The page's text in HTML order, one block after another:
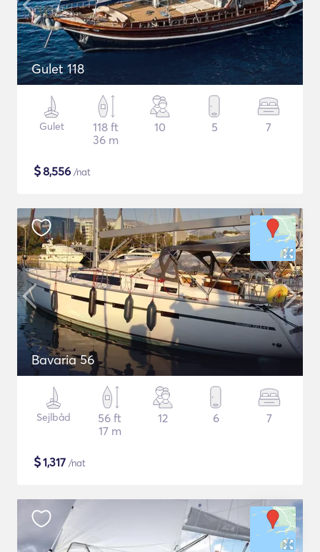
Gulet 118
Gulet
118 ft
36 m
10 5 7
$8,556 /nat
Bavaria 56
Sejlbåd
56 ft
17 m
12 6 7
$1,317 /nat